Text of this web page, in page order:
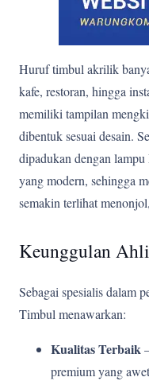
Huruf timbul akrilik
kafe, restoran, hingga
memiliki tampilan
dibentuk sesuai desain.
dipadukan dengan
yang modern, sehingga
semakin terlihat
Keunggulan
Sebagai spesialis dalam
Timbul menawarkan:
Kualitas Terbaik
premium yang